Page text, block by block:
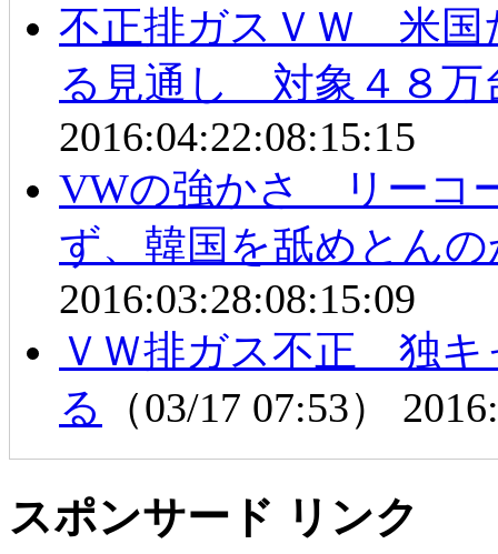
不正排ガスＶＷ 米国
る見通し 対象４８万
2016:04:22:08:15:15
VWの強かさ リーコ
ず、韓国を舐めとんの
2016:03:28:08:15:09
ＶＷ排ガス不正 独
る
（03/17 07:53）
スポンサード リンク